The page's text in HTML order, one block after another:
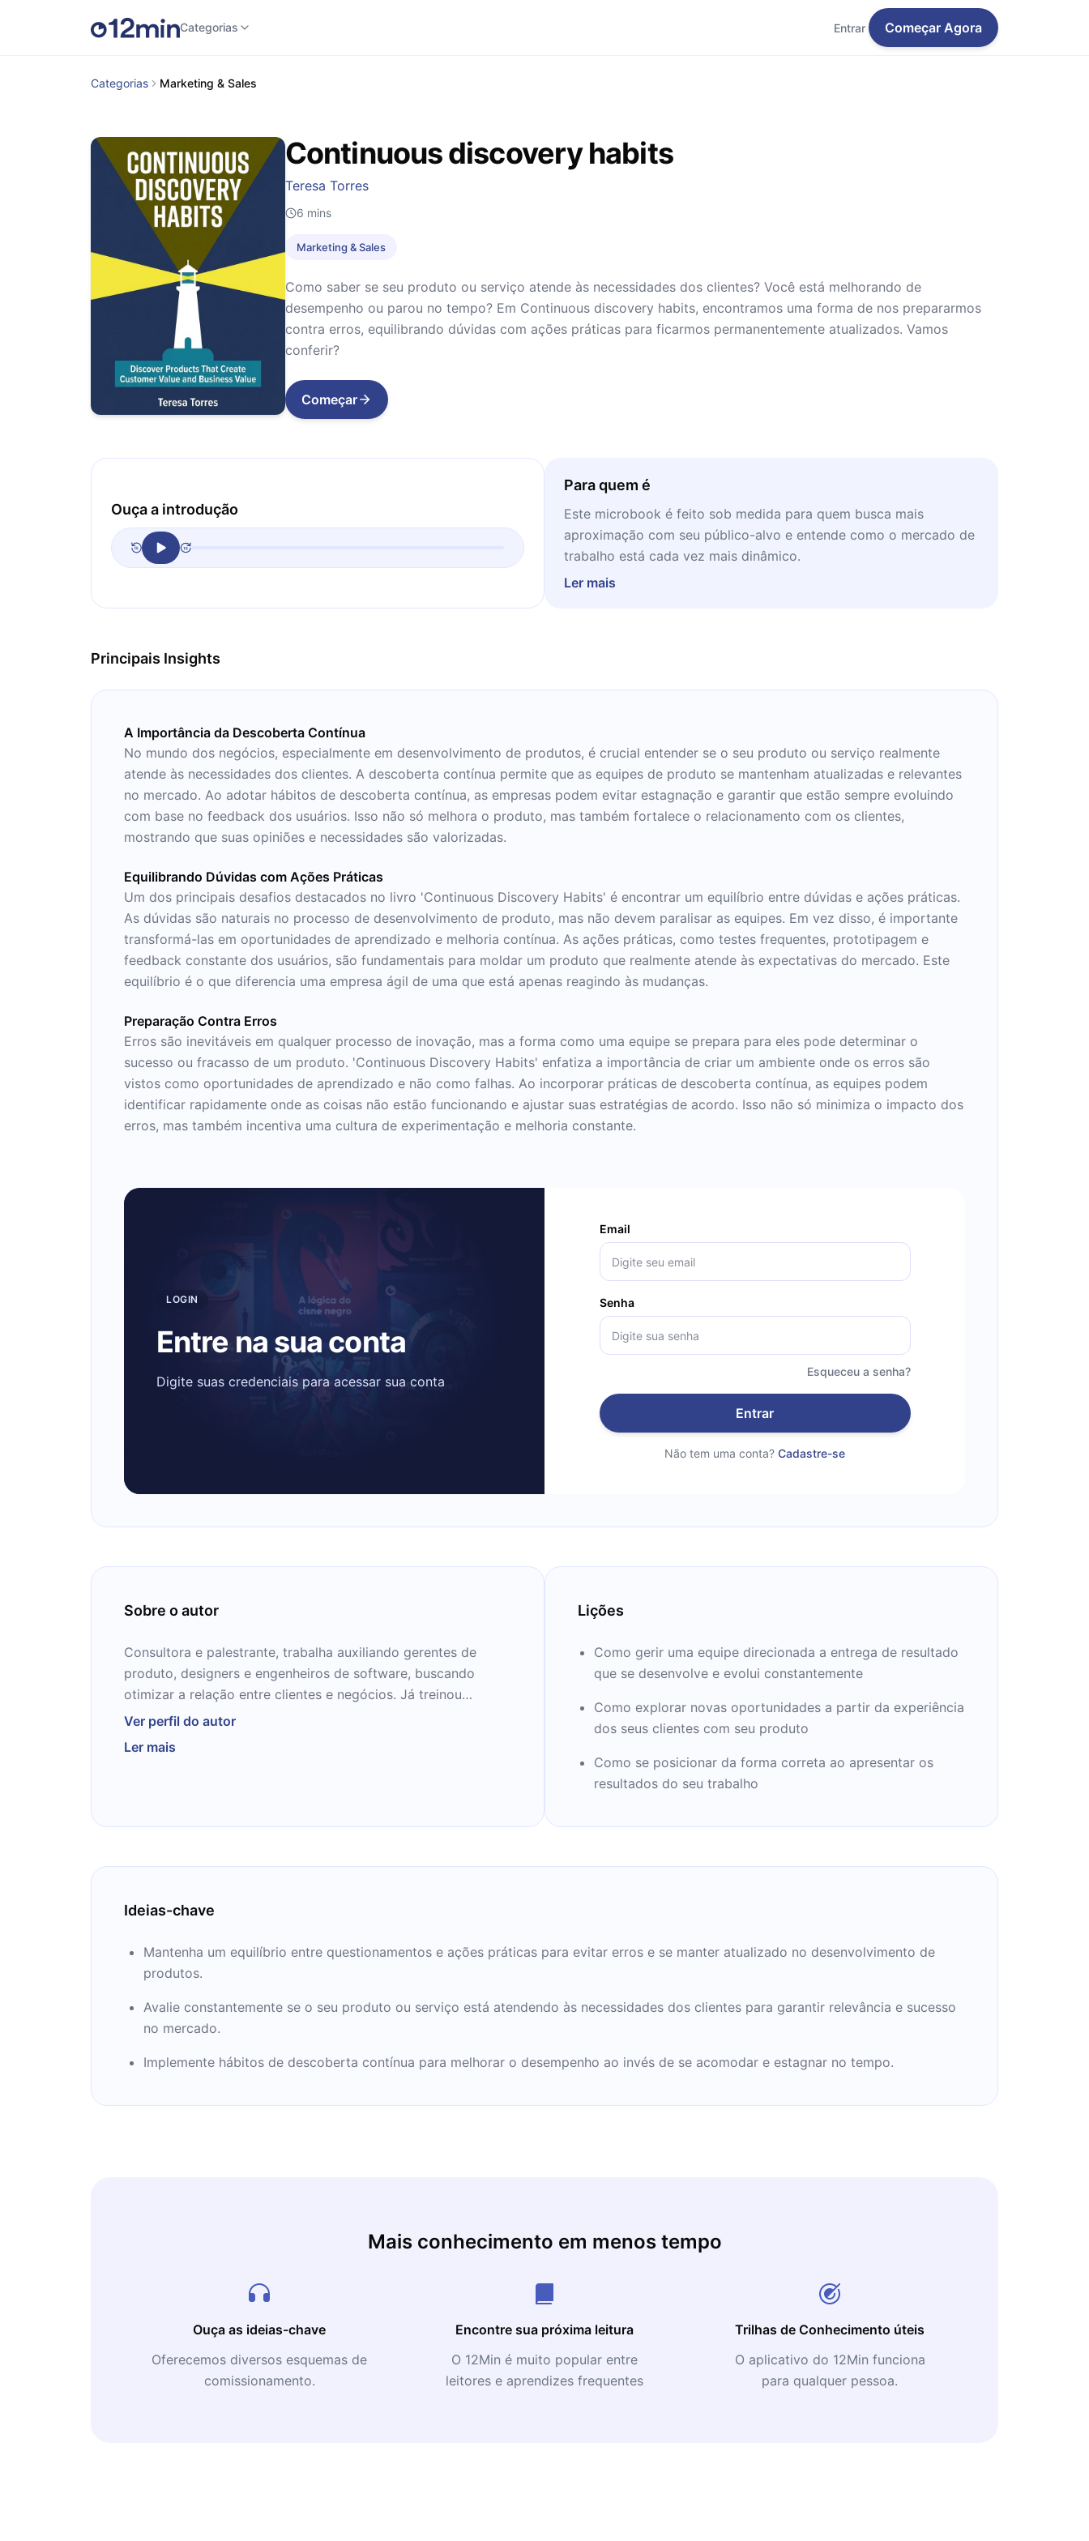
Categorias Entrar Começar Agora
Categorias Marketing & Sales
Continuous discovery habits
Teresa Torres
6 mins
Marketing & Sales
Como saber se seu produto ou serviço atende às necessidades dos clientes? Você está melhorando de
desempenho ou parou no tempo? Em Continuous discovery habits, encontramos uma forma de nos prepararmos
contra erros, equilibrando dúvidas com ações práticas para ficarmos permanentemente atualizados. Vamos
conferir?
Começar
Ouça a introdução
Para quem é
Este microbook é feito sob medida para quem busca mais
aproximação com seu público-alvo e entende como o mercado de
trabalho está cada vez mais dinâmico.
Ler mais
Principais Insights
A Importância da Descoberta Contínua
No mundo dos negócios, especialmente em desenvolvimento de produtos, é crucial entender se o seu produto ou serviço realmente
atende às necessidades dos clientes. A descoberta contínua permite que as equipes de produto se mantenham atualizadas e relevantes
no mercado. Ao adotar hábitos de descoberta contínua, as empresas podem evitar estagnação e garantir que estão sempre evoluindo
com base no feedback dos usuários. Isso não só melhora o produto, mas também fortalece o relacionamento com os clientes,
mostrando que suas opiniões e necessidades são valorizadas.
Equilibrando Dúvidas com Ações Práticas
Um dos principais desafios destacados no livro 'Continuous Discovery Habits' é encontrar um equilíbrio entre dúvidas e ações práticas.
As dúvidas são naturais no processo de desenvolvimento de produto, mas não devem paralisar as equipes. Em vez disso, é importante
transformá-las em oportunidades de aprendizado e melhoria contínua. As ações práticas, como testes frequentes, prototipagem e
feedback constante dos usuários, são fundamentais para moldar um produto que realmente atende às expectativas do mercado. Este
equilíbrio é o que diferencia uma empresa ágil de uma que está apenas reagindo às mudanças.
Preparação Contra Erros
Erros são inevitáveis em qualquer processo de inovação, mas a forma como uma equipe se prepara para eles pode determinar o
sucesso ou fracasso de um produto. 'Continuous Discovery Habits' enfatiza a importância de criar um ambiente onde os erros são
vistos como oportunidades de aprendizado e não como falhas. Ao incorporar práticas de descoberta contínua, as equipes podem
identificar rapidamente onde as coisas não estão funcionando e ajustar suas estratégias de acordo. Isso não só minimiza o impacto dos
erros, mas também incentiva uma cultura de experimentação e melhoria constante.
LOGIN
Entre na sua conta
Digite suas credenciais para acessar sua conta
Email
Senha
Esqueceu a senha?
Entrar
Não tem uma conta? Cadastre-se
Sobre o autor
Consultora e palestrante, trabalha auxiliando gerentes de
produto, designers e engenheiros de software, buscando
otimizar a relação entre clientes e negócios. Já treinou
centenas de equipes em empresas de segmentos e tamanhos
Ver perfil do autor
Ler mais
Lições
Como gerir uma equipe direcionada a entrega de resultado
que se desenvolve e evolui constantemente
Como explorar novas oportunidades a partir da experiência
dos seus clientes com seu produto
Como se posicionar da forma correta ao apresentar os
resultados do seu trabalho
Ideias-chave
Mantenha um equilíbrio entre questionamentos e ações práticas para evitar erros e se manter atualizado no desenvolvimento de
produtos.
Avalie constantemente se o seu produto ou serviço está atendendo às necessidades dos clientes para garantir relevância e sucesso
no mercado.
Implemente hábitos de descoberta contínua para melhorar o desempenho ao invés de se acomodar e estagnar no tempo.
Mais conhecimento em menos tempo
Ouça as ideias-chave
Oferecemos diversos esquemas de
comissionamento.
Encontre sua próxima leitura
O 12Min é muito popular entre
leitores e aprendizes frequentes
Trilhas de Conhecimento úteis
O aplicativo do 12Min funciona
para qualquer pessoa.